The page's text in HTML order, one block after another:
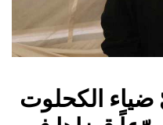
الكحلوت